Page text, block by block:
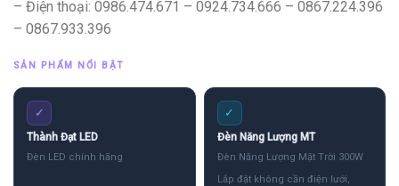
– Điện thoại: 0986.474.671 – 0924.734.666 – 0867.224.396
– 0867.933.396
SẢN PHẨM NỔI BẬT
✓
Thành Đạt LED
Đèn LED chính hãng
✓
Đèn Năng Lượng MT
Đèn Năng Lượng Mặt Trời 300W
Lắp đặt không cần điện lưới,